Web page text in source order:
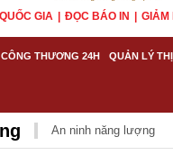
GIA ĐỌC BÁO IN GIẢM
CÔNG THƯƠNG 24H QUẢN LÝ
An ninh năng lượng